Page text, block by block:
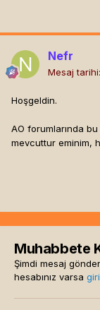
Nefr
Mesaj tarihi:
Hoşgeldin.
AO forumlarında
mevcuttur eminim,
Muhabbete
Şimdi mesaj
hesabınız varsa